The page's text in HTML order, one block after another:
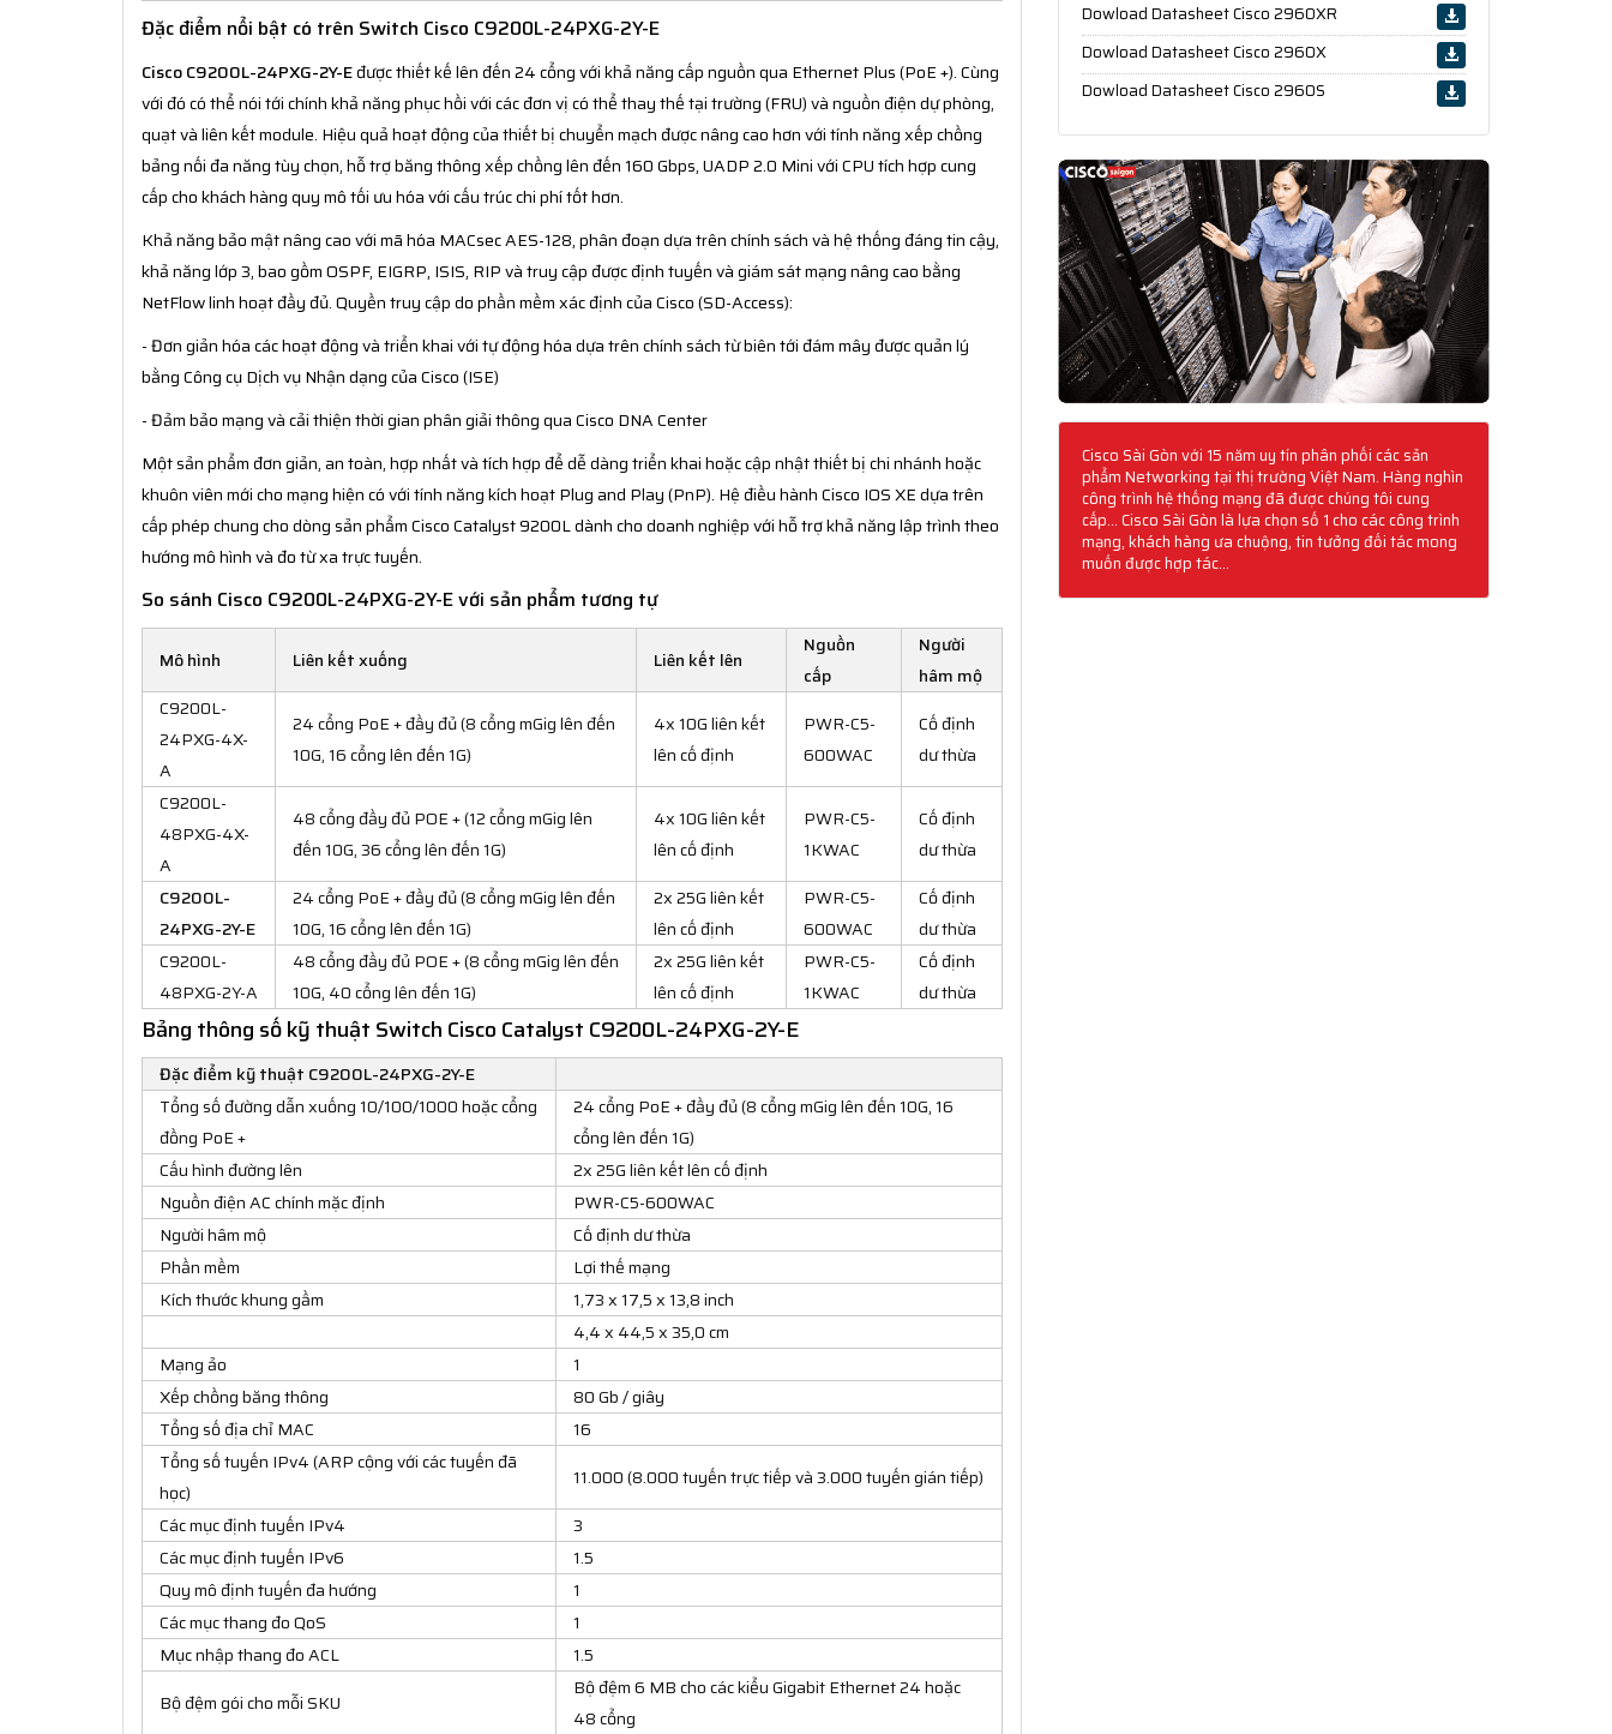
Đặc điểm nổi bật có trên Switch Cisco C9200L-24PXG-2Y-E
Cisco C9200L-24PXG-2Y-Eđược thiết kế lên đến 24 cổng với khả năng cấp nguồn qua Ethernet Plus (PoE +). Cùng
với đó có thể nói tới chính khả năng phục hồi với các đơn vị có thể thay thế tại trường (FRU) và nguồn điện dự phòng,
quạt và liên kết module. Hiệu quả hoạt động của thiết bị chuyển mạch được nâng cao hơn với tính năng xếp chồng
bảng nối đa năng tùy chọn, hỗ trợ băng thông xếp chồng lên đến 160 Gbps, UADP 2.0 Mini với CPU tích hợp cung
cấp cho khách hàng quy mô tối ưu hóa với cấu trúc chi phí tốt hơn.
Khả năng bảo mật nâng cao với mã hóa MACsec AES-128, phân đoạn dựa trên chính sách và hệ thống đáng tin cậy,
khả năng lớp 3, bao gồm OSPF, EIGRP, ISIS, RIP và truy cập được định tuyến và giám sát mạng nâng cao bằng
NetFlow linh hoạt đầy đủ. Quyền truy cập do phần mềm xác định của Cisco (SD-Access):
- Đơn giản hóa các hoạt động và triển khai với tự động hóa dựa trên chính sách từ biên tới đám mây được quản lý
bằng Công cụ Dịch vụ Nhận dạng của Cisco (ISE)
- Đảm bảo mạng và cải thiện thời gian phân giải thông qua Cisco DNA Center
Một sản phẩm đơn giản, an toàn, hợp nhất và tích hợp để dễ dàng triển khai hoặc cập nhật thiết bị chi nhánh hoặc
khuôn viên mới cho mạng hiện có với tính năng kích hoạt Plug and Play (PnP). Hệ điều hành Cisco IOS XE dựa trên
cấp phép chung cho dòng sản phẩm Cisco Catalyst 9200L dành cho doanh nghiệp với hỗ trợ khả năng lập trình theo
hướng mô hình và đo từ xa trực tuyến.
So sánh Cisco C9200L-24PXG-2Y-E với sản phẩm tương tự
Mô hình Liên kết xuống Liên kết lên
Nguồn
cấp
Người
hâm mộ
C9200L-
24PXG-4X-
A
24 cổng PoE + đầy đủ (8 cổng mGig lên đến
10G, 16 cổng lên đến 1G)
4x 10G liên kết
lên cố định
PWR-C5-
600WAC
Cố định
dư thừa
C9200L-
48PXG-4X-
A
48 cổng đầy đủ POE + (12 cổng mGig lên
đến 10G, 36 cổng lên đến 1G)
4x 10G liên kết
lên cố định
PWR-C5-
1KWAC
Cố định
dư thừa
C9200L-
24PXG-2Y-E
24 cổng PoE + đầy đủ (8 cổng mGig lên đến
10G, 16 cổng lên đến 1G)
2x 25G liên kết
lên cố định
PWR-C5-
600WAC
Cố định
dư thừa
C9200L-
48PXG-2Y-A
48 cổng đầy đủ POE + (8 cổng mGig lên đến
10G, 40 cổng lên đến 1G)
2x 25G liên kết
lên cố định
PWR-C5-
1KWAC
Cố định
dư thừa
Bảng thông số kỹ thuật Switch Cisco Catalyst C9200L-24PXG-2Y-E
Đặc điểm kỹ thuật C9200L-24PXG-2Y-E
Tổng số đường dẫn xuống 10/100/1000 hoặc cổng
đồng PoE +
24 cổng PoE + đầy đủ (8 cổng mGig lên đến 10G, 16
cổng lên đến 1G)
Cấu hình đường lên
2x 25G liên kết lên cố định
Nguồn điện AC chính mặc định
PWR-C5-600WAC
Người hâm mộ
Cố định dư thừa
Phần mềm
Lợi thế mạng
Kích thước khung gầm
1,73 x 17,5 x 13,8 inch
4,4 x 44,5 x 35,0 cm
Mạng ảo
1
Xếp chồng băng thông
80 Gb / giây
Tổng số địa chỉ MAC
16
Tổng số tuyến IPv4 (ARP cộng với các tuyến đã
học)
11.000 (8.000 tuyến trực tiếp và 3.000 tuyến gián tiếp)
Các mục định tuyến IPv4
3
Các mục định tuyến IPv6
1.5
Quy mô định tuyến đa hướng
1
Các mục thang đo QoS
1
Mục nhập thang đo ACL
1.5
Bộ đệm gói cho mỗi SKU
Bộ đệm 6 MB cho các kiểu Gigabit Ethernet 24 hoặc
48 cổng
Dowload Datasheet Cisco 2960XR
Dowload Datasheet Cisco 2960X
Dowload Datasheet Cisco 2960S
Cisco Sài Gòn với 15 năm uy tín phân phối các sản
phẩm Networking tại thị trường Việt Nam. Hàng nghìn
công trình hệ thống mạng đã được chúng tôi cung
cấp... Cisco Sài Gòn là lựa chọn số 1 cho các công trình
mạng, khách hàng ưa chuộng, tin tưởng đối tác mong
muốn được hợp tác...